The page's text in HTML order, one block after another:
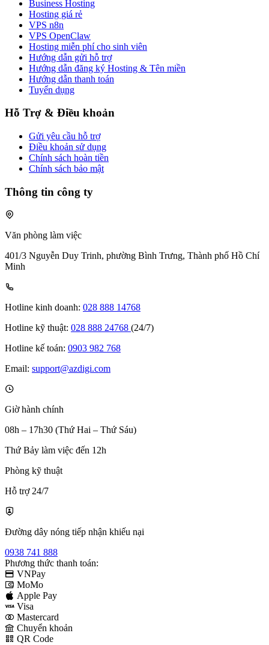
Business Hosting
Hosting giá rẻ
VPS n8n
VPS OpenClaw
Hosting miễn phí cho sinh viên
Hướng dẫn gửi hỗ trợ
Hướng dẫn đăng ký Hosting & Tên miền
Hướng dẫn thanh toán
Tuyển dụng
Hỗ Trợ & Điều khoản
Gửi yêu cầu hỗ trợ
Điều khoản sử dụng
Chính sách hoàn tiền
Chính sách bảo mật
Thông tin công ty
Văn phòng làm việc
401/3 Nguyễn Duy Trinh, phường Bình Trưng, Thành phố Hồ Chí
Minh
Hotline kinh doanh: 028 888 14768
Hotline kỹ thuật: 028 888 24768 (24/7)
Hotline kế toán: 0903 982 768
Email: support@azdigi.com
Giờ hành chính
08h – 17h30 (Thứ Hai – Thứ Sáu)
Thứ Bảy làm việc đến 12h
Phòng kỹ thuật
Hỗ trợ 24/7
Đường dây nóng tiếp nhận khiếu nại
0938 741 888
Phương thức thanh toán:
VNPay
MoMo
Apple Pay
Visa
Mastercard
Chuyển khoản
QR Code